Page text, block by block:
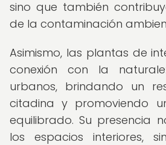
sino que también
de la contaminación
Asimismo, las plantas de
conexión con la
urbanos, brindando un
citadina y promoviendo
equilibrado. Su presencia
los espacios interiores,